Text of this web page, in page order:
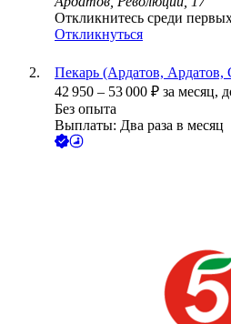
Откликнитесь среди
Откликнуться
Пекарь (Ардатов, Ардатов,
42 950 – 53 000 ₽ за месяц,
Без опыта
Выплаты: Два раза в месяц